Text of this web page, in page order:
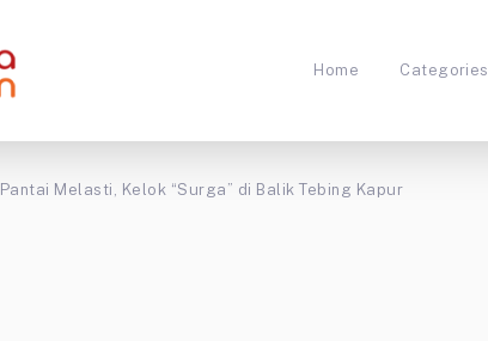
Home Categories
Pantai Melasti, Kelok “Surga” di Balik Tebing Kapur